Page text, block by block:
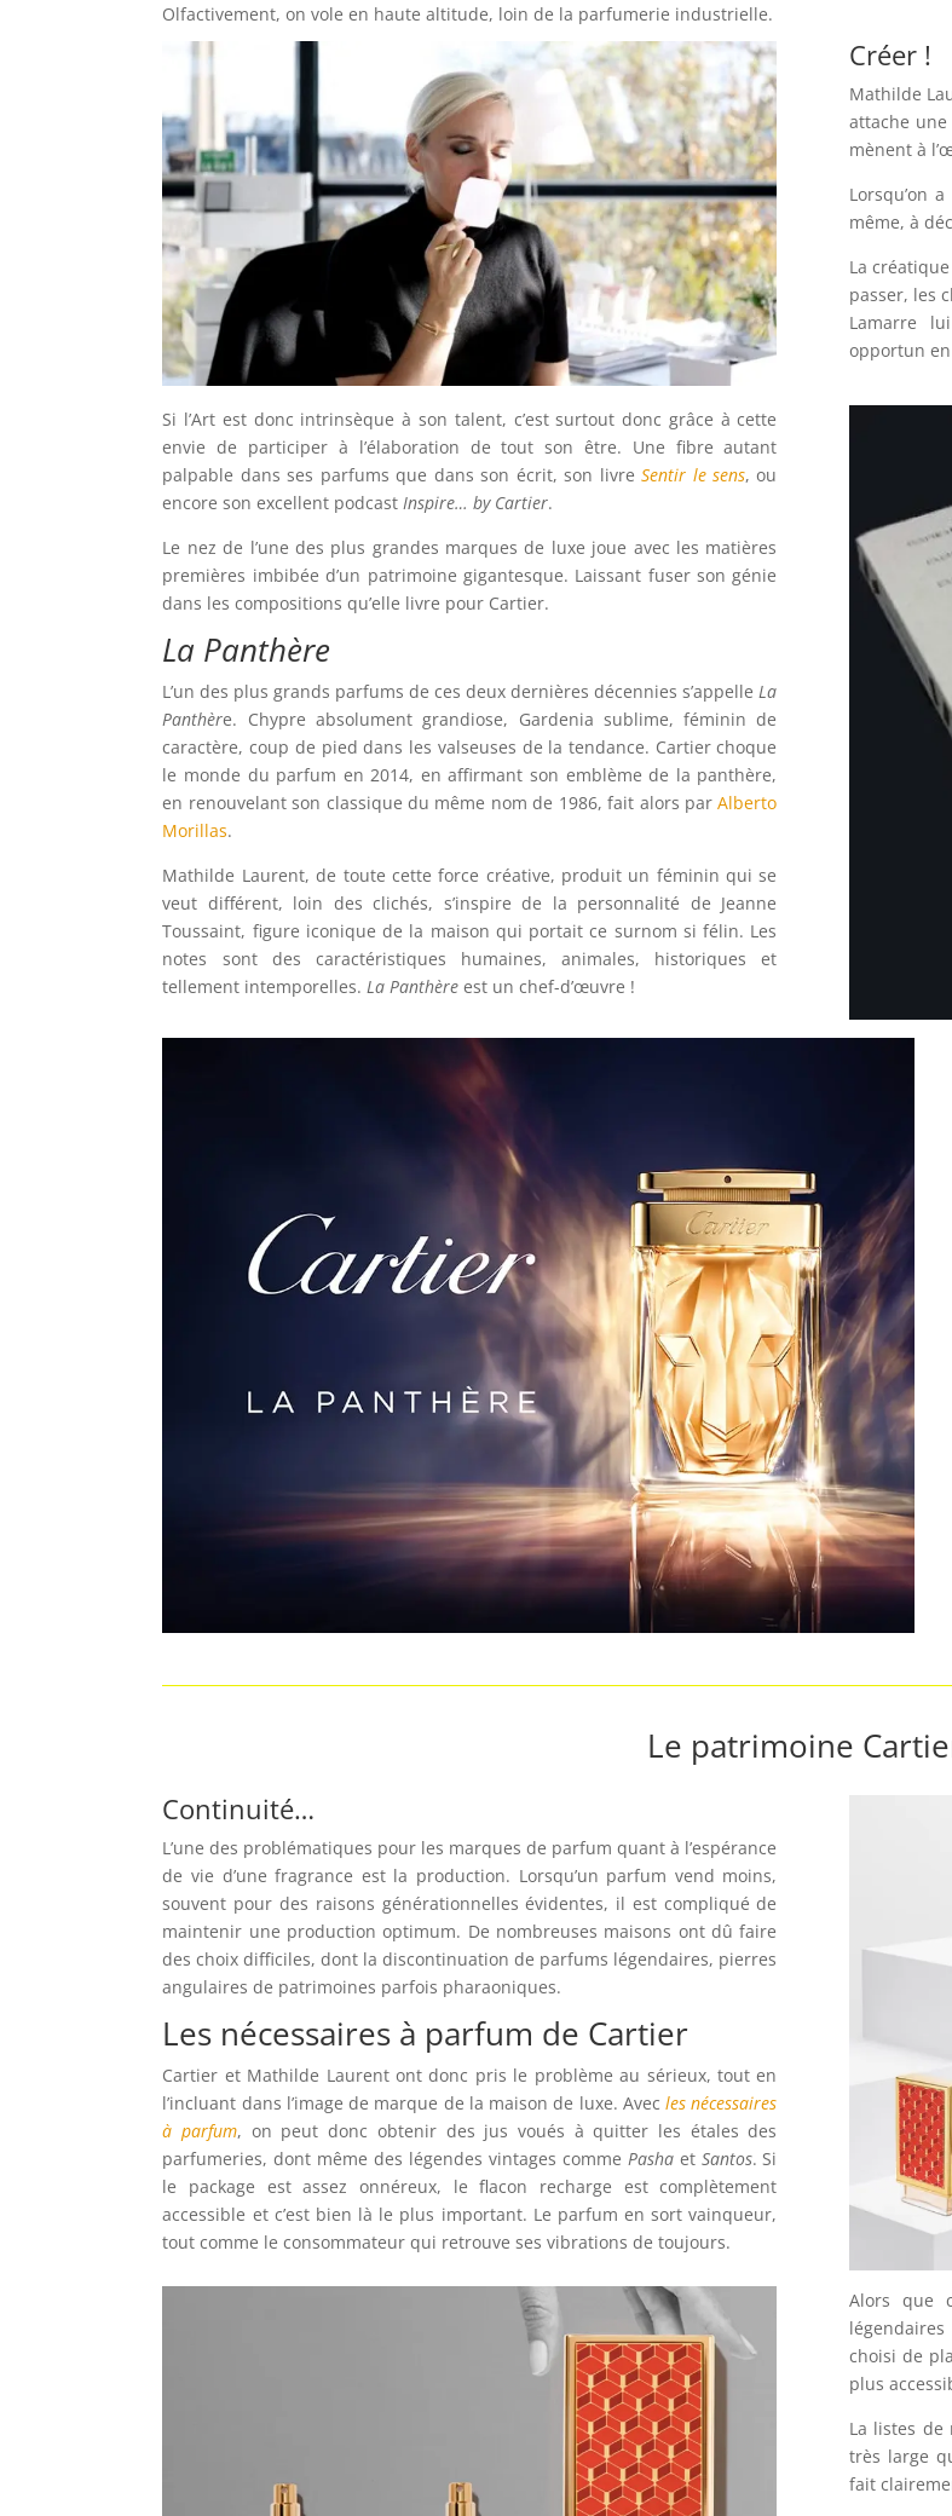
Olfactivement, on vole en haute altitude, loin de la parfumerie industrielle.
Créer !
Mathilde
attache
mènent à
Lorsqu’on
même, à
La
passer, les
Lamarre
opportun
Si l’Art est donc intrinsèque à son talent, c’est surtout donc grâce à cette
envie de participer à l’élaboration de tout son être. Une fibre autant
palpable dans ses parfums que dans son écrit, son livreSentir le sens, ou
encore son excellent podcastInspire… by Cartier.
Le nez de l’une des plus grandes marques de luxe joue avec les matières
premières imbibée d’un patrimoine gigantesque. Laissant fuser son génie
dans les compositions qu’elle livre pour Cartier.
La Panthère
L’un des plus grands parfums de ces deux dernières décennies s’appelleLa
Panthère. Chypre absolument grandiose, Gardenia sublime, féminin de
caractère, coup de pied dans les valseuses de la tendance. Cartier choque
le monde du parfum en 2014, en affirmant son emblème de la panthère,
en renouvelant son classique du même nom de 1986, fait alors parAlberto
Morillas.
Mathilde Laurent, de toute cette force créative, produit un féminin qui se
veut différent, loin des clichés, s’inspire de la personnalité de Jeanne
Toussaint, figure iconique de la maison qui portait ce surnom si félin. Les
notes sont des caractéristiques humaines, animales, historiques et
tellement intemporelles.La Panthère est un chef-d’œuvre !
Le patrimoine
Continuité…
L’une des problématiques pour les marques de parfum quant à l’espérance
de vie d’une fragrance est la production. Lorsqu’un parfum vend moins,
souvent pour des raisons générationnelles évidentes, il est compliqué de
maintenir une production optimum. De nombreuses maisons ont dû faire
des choix difficiles, dont la discontinuation de parfums légendaires, pierres
angulaires de patrimoines parfois pharaoniques.
Les nécessaires à parfum de Cartier
Cartier et Mathilde Laurent ont donc pris le problème au sérieux, tout en
l’incluant dans l’image de marque de la maison de luxe. Avecles nécessaires
à parfum, on peut donc obtenir des jus voués à quitter les étales des
parfumeries, dont même des légendes vintages comme Pashaet Santos. Si
le package est assez onnéreux, le flacon recharge est complètement
accessible et c’est bien là le plus important. Le parfum en sort vainqueur,
tout comme le consommateur qui retrouve ses vibrations de toujours.
Alors que
choisi de
plus
La listes
très large
fait